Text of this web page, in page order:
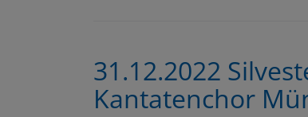
31.12.2022
Kantatenchor